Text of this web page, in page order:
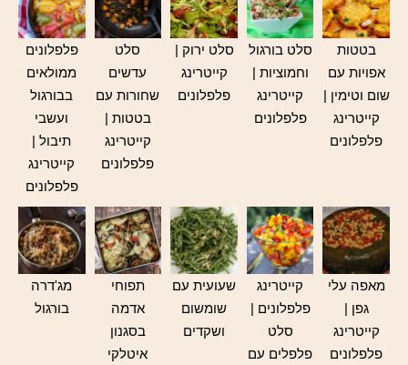
בטטות
אפויות עם
שום וטימין |
קייטרינג
פלפלונים
סלט בורגול
וחמוציות |
קייטרינג
פלפלונים
סלט ירוק |
קייטרינג
פלפלונים
סלט
עדשים
שחורות עם
בטטות |
קייטרינג
פלפלונים
פלפלונים
ממולאים
בבורגול
ועשבי
תיבול |
קייטרינג
פלפלונים
מאפה עלי
גפן |
קייטרינג
פלפלונים
קייטרינג
פלפלונים |
סלט
פלפלים עם
שעועית עם
שומשום
ושקדים
תפוחי
אדמה
בסגנון
איטלקי
מג'דרה
בורגול